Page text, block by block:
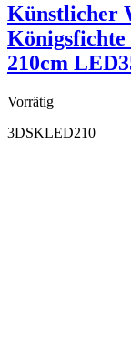
Künstlicher
210cm
Vorrätig
3DSKLED210